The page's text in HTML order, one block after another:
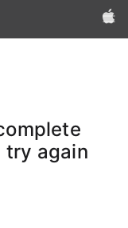
Apple‏
try again